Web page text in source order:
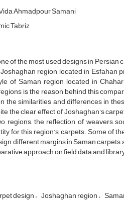
Ahmadpour Samani
Tabriz
of the most used designs in
region located in Esfahan
of Saman region located in
is the reason behind this
the similarities and differences in
the clear effect of Joshaghan’s
regions, the reflection of weavers
for this region’s carpets. Some of
different margins in Saman
approach on field data and
design Joshaghan region